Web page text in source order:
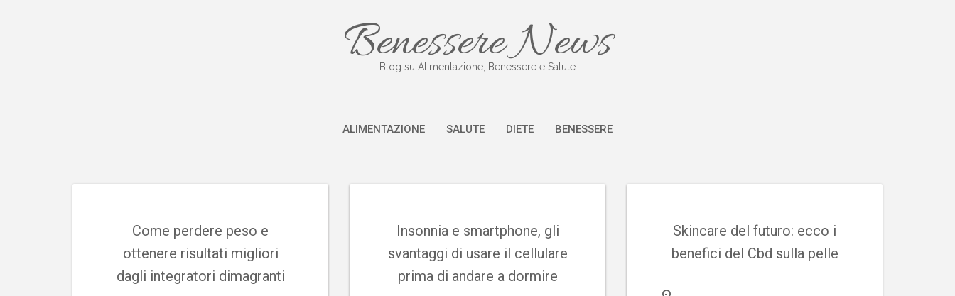
Benessere News
Blog su Alimentazione, Benessere e Salute
ALIMENTAZIONE SALUTE DIETE BENESSERE
Come perdere peso e
ottenere risultati migliori
dagli integratori dimagranti
Insonnia e smartphone, gli
svantaggi di usare il cellulare
prima di andare a dormire
Skincare del futuro: ecco i
benefici del Cbd sulla pelle